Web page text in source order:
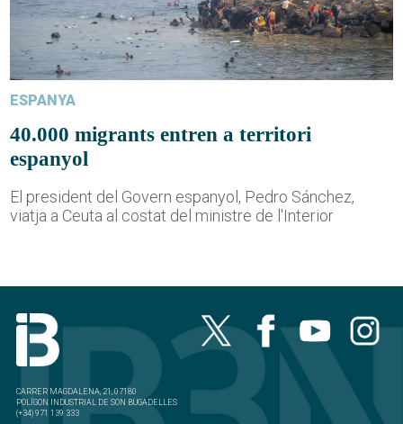
ESPANYA
40.000 migrants entren a territori
espanyol
El president del Govern espanyol, Pedro Sánchez,
viatja a Ceuta al costat del ministre de l'Interior
CARRER MAGDALENA, 21, 07180
POLÍGON INDUSTRIAL DE SON BUGADELLES
(+34) 971 139 333